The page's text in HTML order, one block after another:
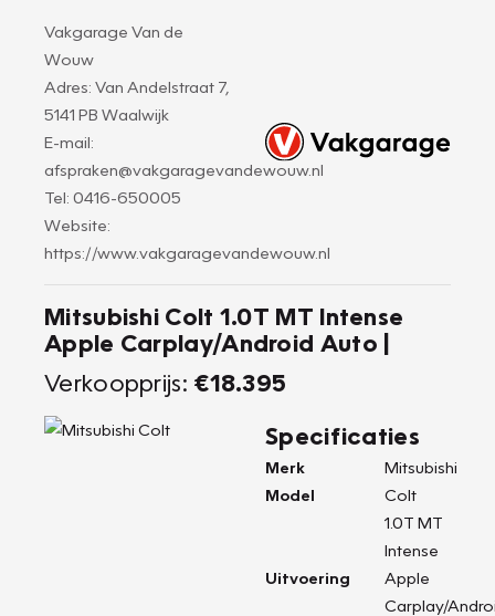
Vakgarage Van de
Wouw
Adres: Van Andelstraat 7,
5141 PB Waalwijk
E-mail:
afspraken@vakgaragevandewouw.nl
Tel: 0416-650005
Website:
https://www.vakgaragevandewouw.nl
Mitsubishi Colt 1.0T MT Intense
Apple Carplay/Android Auto |
Verkoopprijs: €18.395
Specificaties
Merk
Mitsubishi
Model
Colt
Uitvoering
1.0T MT
Intense
Apple
Carplay/